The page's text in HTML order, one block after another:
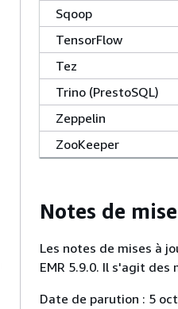
Sqoop
TensorFlow
Tez
Trino (PrestoSQL)
Zeppelin
ZooKeeper
Notes de
Les notes de mises à
EMR 5.9.0. Il s'agit des
Date de parution : 5